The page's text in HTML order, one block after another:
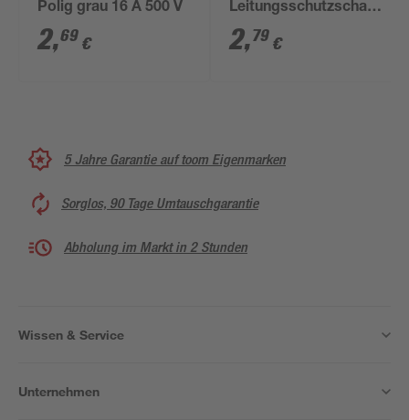
Polig grau 16 A 500 V
2,69 €
Leitungsschutzschalter
'2CDS251001R0165'
1-polig 400 V
2,79 €
5 Jahre Garantie auf toom Eigenmarken
Sorglos, 90 Tage Umtauschgarantie
Abholung im Markt in 2 Stunden
Wissen & Service
Unternehmen